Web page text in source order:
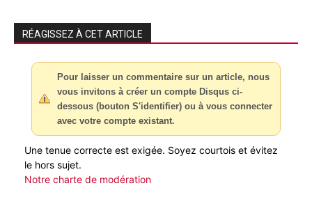
RÉAGISSEZ À CET ARTICLE
Pour laisser un commentaire sur un article, nous
vous invitons à créer un compte Disqus ci-
dessous (bouton S'identifier) ou à vous connecter
avec votre compte existant.
Une tenue correcte est exigée. Soyez courtois et évitez
le hors sujet.
Notre charte de modération